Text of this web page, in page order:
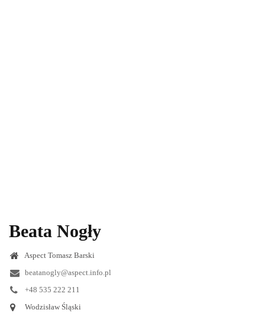
Beata Nogły
Aspect Tomasz Barski
beatanogly@aspect.info.pl
+48 535 222 211
Wodzisław Śląski